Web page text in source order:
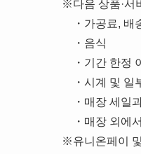
※다음 상품·
・가공료, 배
・음식
・기간 한정
・시계 및 일
・매장 세일
・매장 외에
※유니온페이